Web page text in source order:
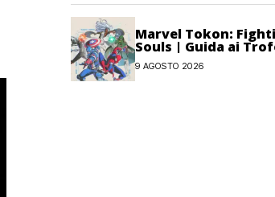
Marvel Tokon:
Souls | Guida ai
9 AGOSTO 2026